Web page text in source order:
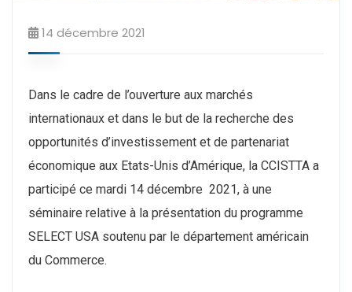
14 décembre 2021
Dans le cadre de l’ouverture aux marchés
internationaux et dans le but de la recherche des
opportunités d’investissement et de partenariat
économique aux Etats-Unis d’Amérique, la CCISTTA a
participé ce mardi 14 décembre 2021, à une
séminaire relative à la présentation du programme
SELECT USA soutenu par le département américain
du Commerce.